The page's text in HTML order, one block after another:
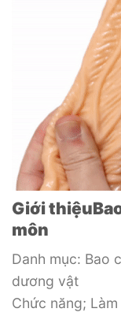
Giới
môn
Danh mục: Bao
dương vật
Chức năng;